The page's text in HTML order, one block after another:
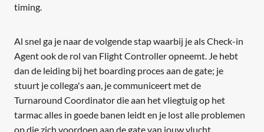
timing.
Al snel ga je naar de volgende stap waarbij je als Check-in
Agent ook de rol van Flight Controller opneemt. Je hebt
dan de leiding bij het boarding proces aan de gate; je
stuurt je collega's aan, je communiceert met de
Turnaround Coordinator die aan het vliegtuig op het
tarmac alles in goede banen leidt en je lost alle problemen
op die zich voordoen aan de gate van jouw vlucht.